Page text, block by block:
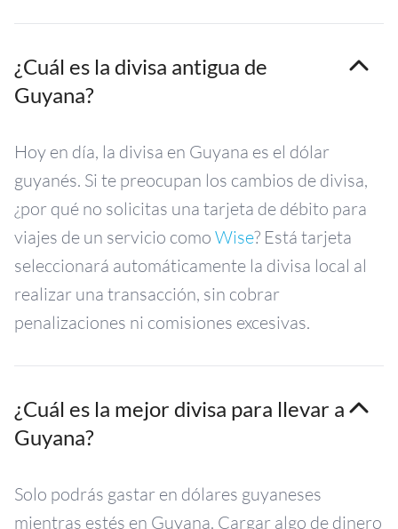
¿Cuál es la divisa antigua de
Guyana?
Hoy en día, la divisa en Guyana es el dólar
guyanés. Si te preocupan los cambios de divisa,
¿por qué no solicitas una tarjeta de débito para
viajes de un servicio como Wise? Está tarjeta
seleccionará automáticamente la divisa local al
realizar una transacción, sin cobrar
penalizaciones ni comisiones excesivas.
¿Cuál es la mejor divisa para llevar a
Guyana?
Solo podrás gastar en dólares guyaneses
mientras estés en Guyana. Cargar algo de dinero